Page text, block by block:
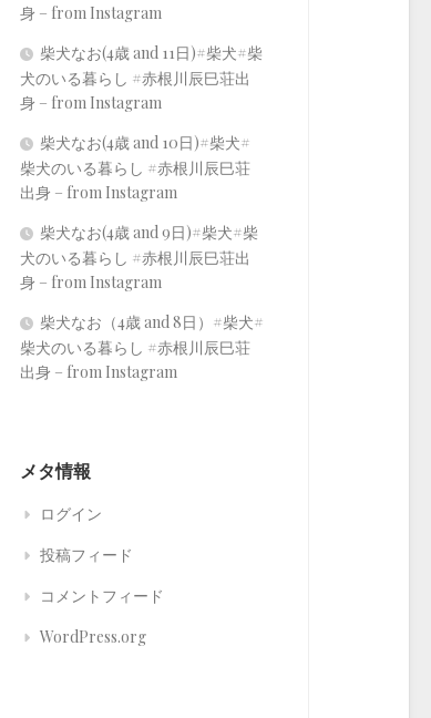
身 – from Instagram
柴犬なお(4歳 and 11日)#柴犬#柴
犬のいる暮らし #赤根川辰巳荘出
身 – from Instagram
柴犬なお(4歳 and 10日)#柴犬#
柴犬のいる暮らし #赤根川辰巳荘
出身 – from Instagram
柴犬なお(4歳 and 9日)#柴犬#柴
犬のいる暮らし #赤根川辰巳荘出
身 – from Instagram
柴犬なお（4歳 and 8日）#柴犬#
柴犬のいる暮らし #赤根川辰巳荘
出身 – from Instagram
メタ情報
ログイン
投稿フィード
コメントフィード
WordPress.org